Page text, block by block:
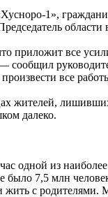
1»,
области
приложит все
— сообщил
все
жителей,
далеко.
одной из
было 7,5 млн
жить с